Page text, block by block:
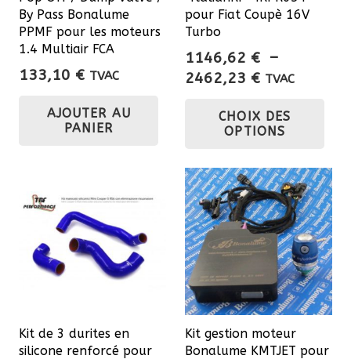
By Pass Bonalume
PPMF pour les moteurs
1.4 Multiair FCA
133,10 € TVAC
AJOUTER AU
PANIER
pour Fiat Coupè 16V
Turbo
1146,62 € –
2462,23 €Plage
prix :
1146,62 €
2462,23 €
TVAC
CHOIX DES
OPTIONS
Les
sur
Kit de 3 durites en
silicone renforcé pour
Kit gestion moteur
Bonalume KMTJET pour